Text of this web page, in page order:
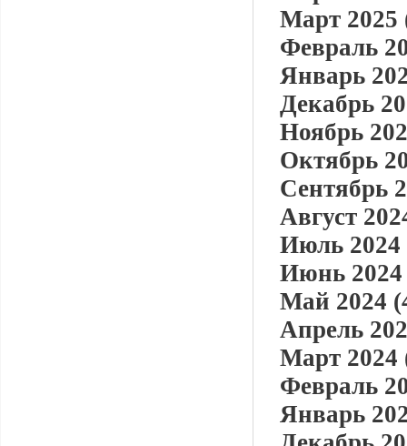
Март 2025
Февраль
Январь
Декабрь
Ноябрь
Октябрь
Сентябрь
Август
Июль 2024
Июнь 2024
Май 2024
Апрель
Март 2024
Февраль
Январь